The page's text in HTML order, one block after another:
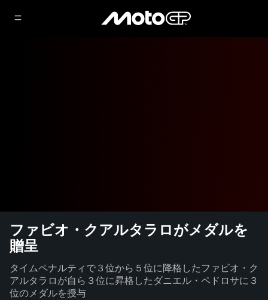
ファビオ・クアルタラロがメダルを
贈呈
タイムペナルティで３位から５位に降格したファビオ・ク
アルタラロが自ら３位に昇格したダニエル・ペドロサに３
位のメダルを授与